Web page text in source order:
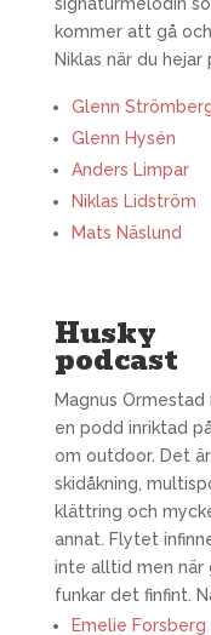
kommer att gå
Niklas när du
Glenn
Glenn Hysén
Anders Limpar
Niklas Lidström
Mats Näslund
Husky
podcast
Magnus
en podd inriktad
om outdoor. Det är
skidåkning,
klättring och
annat. Flytet
inte alltid men när
funkar det finfint.
Emelie Forsberg